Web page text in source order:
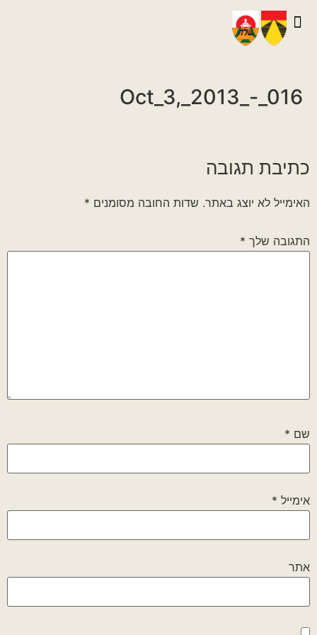
Oct_3,_2013_-_016
כתיבת תגובה
האימייל לא יוצג באתר. שדות החובה מסומנים *
התגובה שלך *
שם *
אימייל *
אתר